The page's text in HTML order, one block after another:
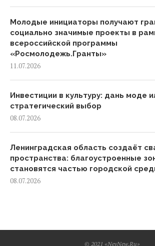
Молодые инициаторы получают
социально значимые проекты в
всероссийской программы
«Росмолодежь.Гранты»
11.07.2026
Инвестиции в культуру: дань моде
стратегический выбор
08.07.2026
Ленинградская область создаёт
пространства: благоустроенные
становятся частью городской
08.07.2026
© 2021 «NevNew.Ru»